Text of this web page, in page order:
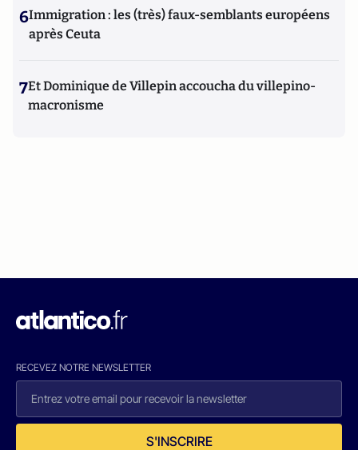
6Immigration : les (très) faux-semblants européens
après Ceuta
7Et Dominique de Villepin accoucha du villepino-
macronisme
RECEVEZ NOTRE NEWSLETTER
S'INSCRIRE